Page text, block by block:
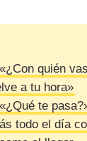
quién
a tu hora»
te
todo el día